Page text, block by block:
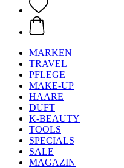
MARKEN
TRAVEL
PFLEGE
MAKE-UP
HAARE
DUFT
K-BEAUTY
TOOLS
SPECIALS
SALE
MAGAZIN